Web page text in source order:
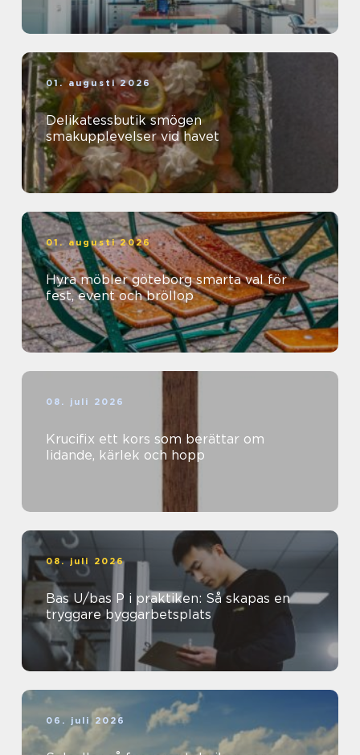
01. augusti 2026
Delikatessbutik smögen
smakupplevelser vid havet
01. augusti 2026
Hyra möbler göteborg smarta val för
fest, event och bröllop
08. juli 2026
Krucifix ett kors som berättar om
lidande, kärlek och hopp
08. juli 2026
Bas U/bas P i praktiken: Så skapas en
tryggare byggarbetsplats
06. juli 2026